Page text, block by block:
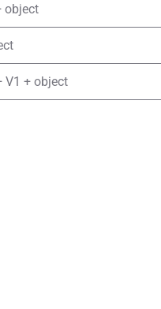
object
V1 + object